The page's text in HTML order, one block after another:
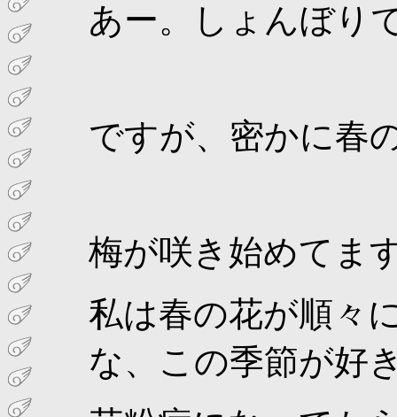
あー。しょんぼり
ですが、密かに春
梅が咲き始めてま
私は春の花が順々
な、この季節が好